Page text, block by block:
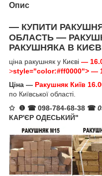
Опис
— КУПИТИ
ОБЛАСТЬ —
РАКУШНЯКА В
ціна ракушняк у Києві —
>style="color:#ff0000"> —
Ціна — Ракушняк Київ
по Київської області.
✩ ❶ ☎ 098-784-68-38 ☎
КАР'ЄР ОДЕСЬКИЙ"